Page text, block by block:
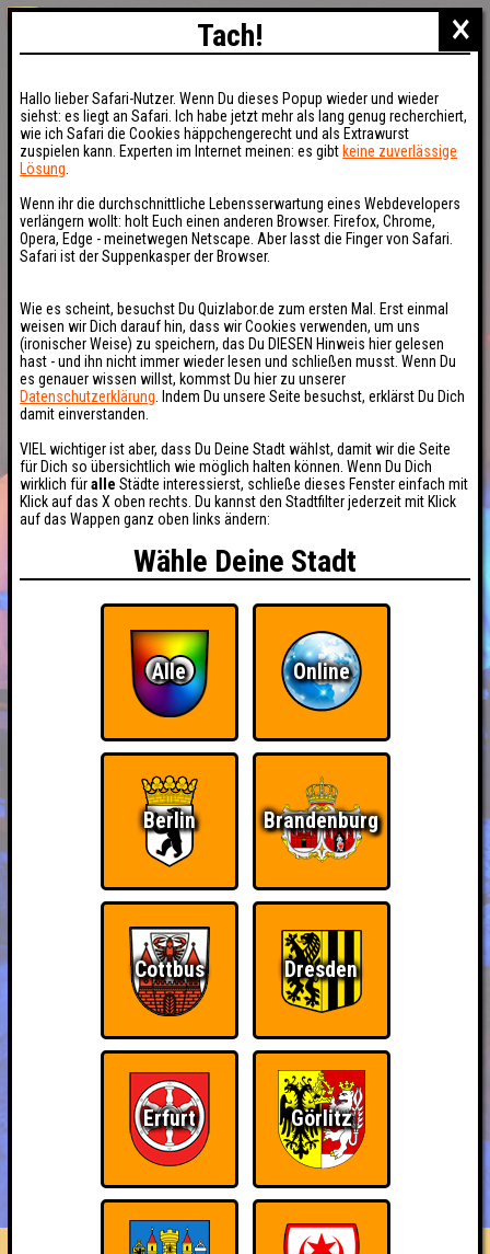
HIGHSCORE RESERVIERUNG
FAQ ÜBER UNS
×
Tach!
Hallo lieber Safari-Nutzer. Wenn Du dieses Popup wieder und wieder
siehst: es liegt an Safari. Ich habe jetzt mehr als lang genug recherchiert,
wie ich Safari die Cookies häppchengerecht und als Extrawurst
zuspielen kann. Experten im Internet meinen: es gibt keine zuverlässige
Lösung
Wenn ihr die durchschnittliche Lebensserwartung eines Webdevelopers
verlängern wollt: holt Euch einen anderen Browser. Firefox, Chrome,
Opera, Edge - meinetwegen Netscape. Aber lasst die Finger von Safari.
Safari ist der Suppenkasper der Browser.
Wie es scheint, besuchst Du Quizlabor.de zum ersten Mal. Erst einmal
weisen wir Dich darauf hin, dass wir Cookies verwenden, um uns
(ironischer Weise) zu speichern, das Du DIESEN Hinweis hier gelesen
hast - und ihn nicht immer wieder lesen und schließen musst. Wenn Du
es genauer wissen willst, kommst Du hier zu unserer
Datenschutzerklärung . Indem Du unsere Seite besuchst, erklärst Du Dich
damit einverstanden.
VIEL wichtiger ist aber, dass Du Deine Stadt wählst, damit wir die Seite
für Dich so übersichtlich wie möglich halten können. Wenn Du Dich
wirklich füralle Städte interessierst, schließe dieses Fenster einfach mit
Klick auf das X oben rechts. Du kannst den Stadtfilter jederzeit mit Klick
auf das Wappen ganz oben links ändern:
Wähle Deine Stadt
Alle Online
Berlin Brandenburg
Cottbus Dresden
Erfurt Görlitz